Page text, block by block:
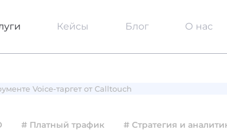
Кейсы Блог О нас
Voice-таргет от Calltouch
# Платный трафик # Стратегия и